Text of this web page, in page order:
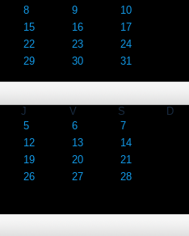
8 9
10
15 16
17
22 23
24
29 30 31
J V S
D
5 6
7
12 13
14
19 20
21
26 27
28